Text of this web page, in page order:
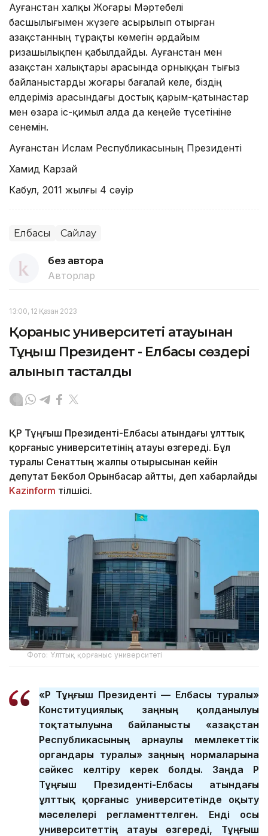
Ауғанстан халқы Жоғары Мәртебелі
басшылығымен жүзеге асырылып отырған
Қазақстанның тұрақты көмегін әрдайым
ризашылықпен қабылдайды. Ауғанстан мен
Қазақстан халықтары арасында орныққан тығыз
байланыстарды жоғары бағалай келе, біздің
елдеріміз арасындағы достық қарым-қатынастар
мен өзара іс-қимыл алда да кеңейе түсетініне
сенемін.
Ауғанстан Ислам Республикасының Президенті
Хамид Карзай
Кабул, 2011 жылғы 4 сәуір
Елбасы Сайлау
без автора
Авторлар
13:00, 12 Қазан 2023
Қорғаныс университеті атауынан
Тұңғыш Президент - Елбасы сөздері
алынып тасталды
ҚР Тұңғыш Президенті-Елбасы атындағы ұлттық
қорғаныс университетінің атауы өзгереді. Бұл
туралы Сенаттың жалпы отырысынан кейін
депутат Бекбол Орынбасар айтты, деп хабарлайды
Kazinform тілшісі.
Фото: Ұлттық қорғаныс университеті
«ҚР Тұңғыш Президенті — Елбасы туралы»
Конституциялық заңның қолданылуы
тоқтатылуына байланысты «Қазақстан
Республикасының арнаулы мемлекеттік
органдары туралы» заңның нормаларына
сәйкес келтіру керек болды. Заңда ҚР
Тұңғыш Президенті-Елбасы атындағы
ұлттық қорғаныс университетінде оқыту
мәселелері регламенттелген. Енді осы
университеттің атауы өзгереді, Тұңғыш